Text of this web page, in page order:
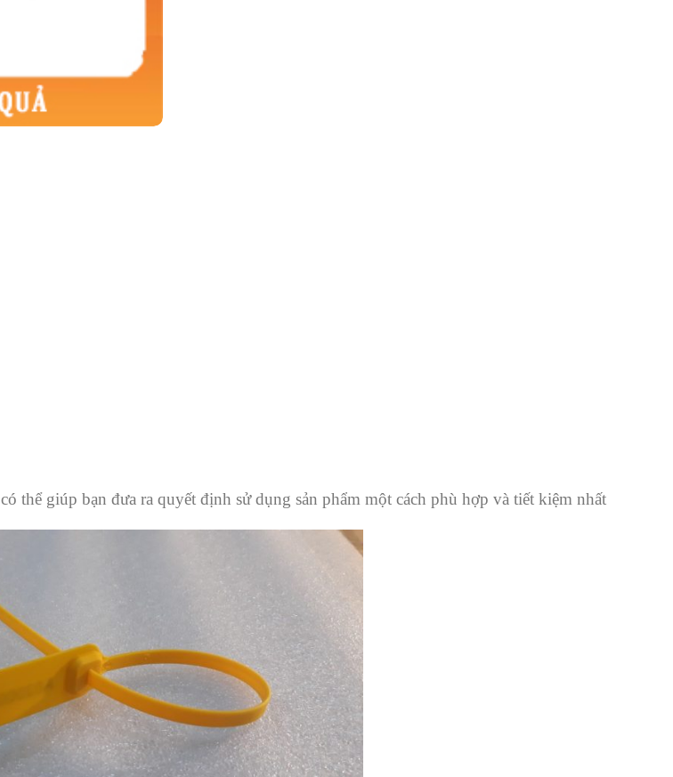
có thể giúp bạn đưa ra quyết định sử dụng sản phẩm một cách phù hợp và tiết kiệm nhất